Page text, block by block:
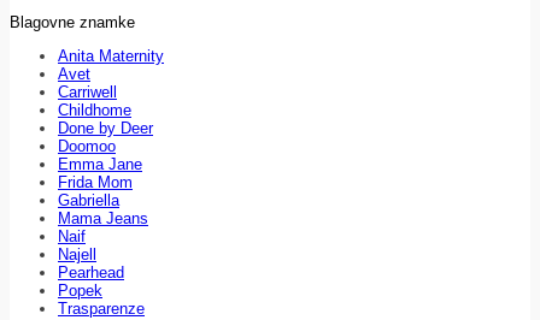
Blagovne znamke
Anita Maternity
Avet
Carriwell
Childhome
Done by Deer
Doomoo
Emma Jane
Frida Mom
Gabriella
Mama Jeans
Naif
Najell
Pearhead
Popek
Trasparenze